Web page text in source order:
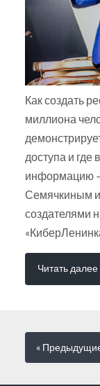
Как создать
миллиона
доступа и где
информацию
Семячкиным
создателями
Читать далее
«